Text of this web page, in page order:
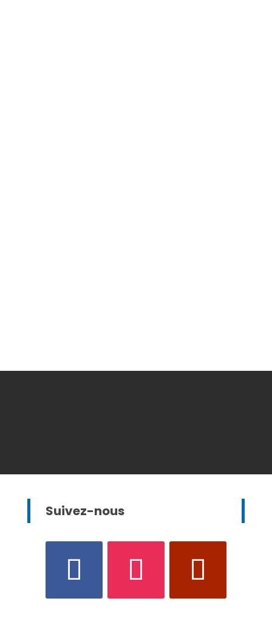
Suivez-nous